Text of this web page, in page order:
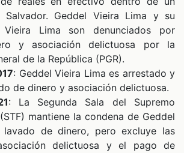
Salvador. Geddel Vieira Lima y su
Vieira Lima son denunciados por
y asociación delictuosa por la
de la República (PGR).
: Geddel Vieira Lima es arrestado y
de dinero y asociación delictuosa.
: La Segunda Sala del Supremo
mantiene la condena de Geddel
de dinero, pero excluye las
delictuosa y el pago de